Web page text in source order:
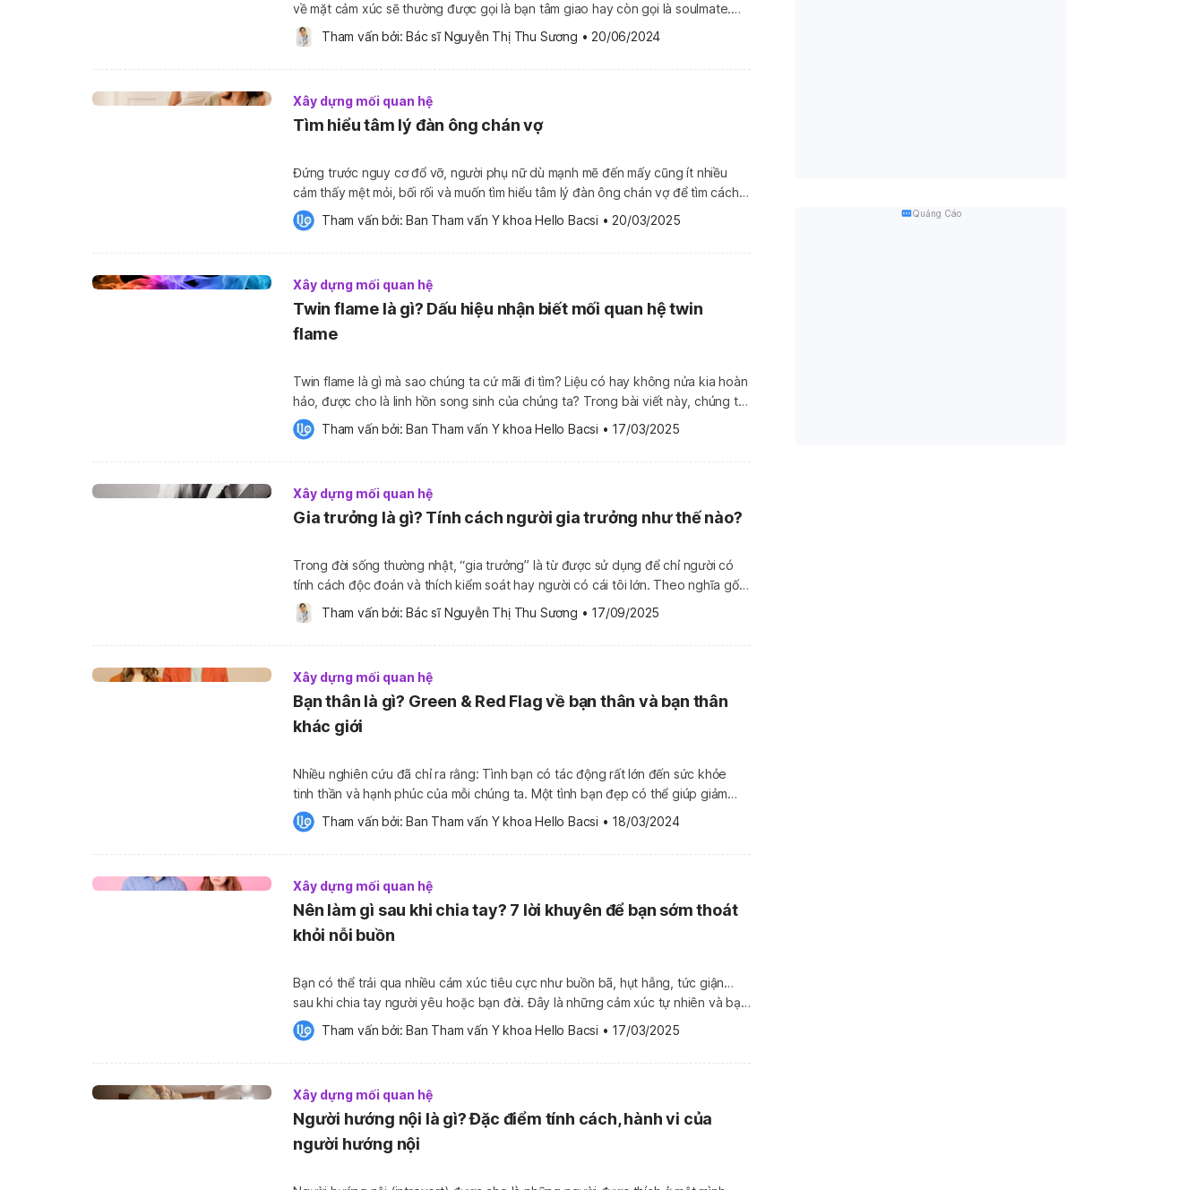
về mặt cảm xúc sẽ thường được gọi là bạn tâm giao hay còn gọi là soulmate.
Vậy soulmate là gì? Làm thế nào để nhận biết một người là soulmate của mình?
Trong bài viết này, chúng […]
Tham vấn bởi: Bác sĩ Nguyễn Thị Thu Sương • 20/06/2024
Xây dựng mối quan hệ
Tìm hiểu tâm lý đàn ông chán vợ
Đứng trước nguy cơ đổ vỡ, người phụ nữ dù mạnh mẽ đến mấy cũng ít nhiều
cảm thấy mệt mỏi, bối rối và muốn tìm hiểu tâm lý đàn ông chán vợ để tìm cách
bù đắp, gìn gữ hạnh phúc gia đình. Tâm lý đàn ông chán vợ ra sao? Liệu những
suy nghĩ […]
Tham vấn bởi: Ban Tham vấn Y khoa Hello Bacsi • 20/03/2025
Xây dựng mối quan hệ
Twin flame là gì? Dấu hiệu nhận biết mối quan hệ twin
flame
Twin flame là gì mà sao chúng ta cứ mãi đi tìm? Liệu có hay không nửa kia hoàn
hảo, được cho là linh hồn song sinh của chúng ta? Trong bài viết này, chúng ta
sẽ cùng tìm hiểu khái niệm twin flame là gì, nguồn gốc của nó và các dấu hiệu
nhận biết […]
Tham vấn bởi: Ban Tham vấn Y khoa Hello Bacsi • 17/03/2025
Xây dựng mối quan hệ
Gia trưởng là gì? Tính cách người gia trưởng như thế nào?
Trong đời sống thường nhật, “gia trưởng” là từ được sử dụng để chỉ người có
tính cách độc đoán và thích kiểm soát hay người có cái tôi lớn. Theo nghĩa gốc
“gia trưởng” là người đứng đầu, chủ gia đình. Vậy gia trưởng là gì? Cụ thể là
trong bối cảnh gia đình, […]
Tham vấn bởi: Bác sĩ Nguyễn Thị Thu Sương • 17/09/2025
Xây dựng mối quan hệ
Bạn thân là gì? Green & Red Flag về bạn thân và bạn thân
khác giới
Nhiều nghiên cứu đã chỉ ra rằng: Tình bạn có tác động rất lớn đến sức khỏe
tinh thần và hạnh phúc của mỗi chúng ta. Một tình bạn đẹp có thể giúp giảm
căng thẳng, mang lại sự thoải mái và niềm vui. Vậy, bạn thân là gì? Bạn thân
khác giới có phải […]
Tham vấn bởi: Ban Tham vấn Y khoa Hello Bacsi • 18/03/2024
Xây dựng mối quan hệ
Nên làm gì sau khi chia tay? 7 lời khuyên để bạn sớm thoát
khỏi nỗi buồn
Bạn có thể trải qua nhiều cảm xúc tiêu cực như buồn bã, hụt hẫng, tức giận…
sau khi chia tay người yêu hoặc bạn đời. Đây là những cảm xúc tự nhiên và bạn
cần cho phép bản thân được trải nghiệm chúng. Dù vậy, bạn cũng nên học
cách vượt qua giai đoạn […]
Tham vấn bởi: Ban Tham vấn Y khoa Hello Bacsi • 17/03/2025
Xây dựng mối quan hệ
Người hướng nội là gì? Đặc điểm tính cách, hành vi của
người hướng nội
Quảng Cáo